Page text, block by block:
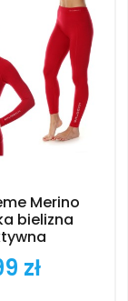
Merino
bielizna
zł